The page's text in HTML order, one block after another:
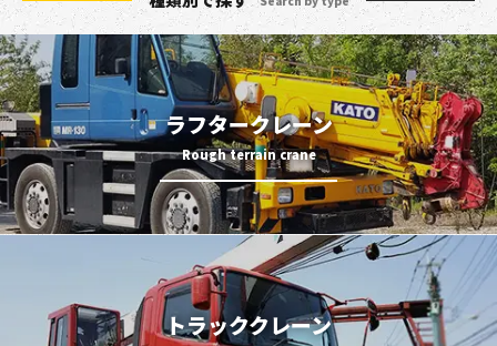
ラフタークレーン
トラッククレーン